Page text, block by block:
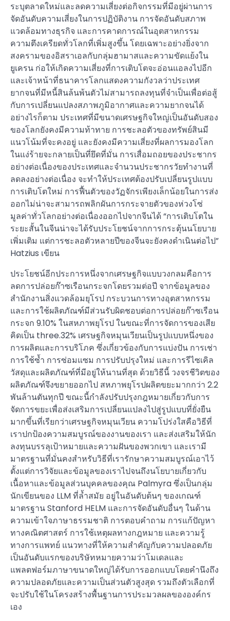
ระบุตลาดใหม่และลดความเสี่ยงต่อกิจกรรมที่มีอยู่ผ่านการ
จัดอันดับความเสี่ยงในการปฏิบัติงาน การจัดอันดับสภาพ
แวดล้อมทางธุรกิจ และการคาดการณ์ในอุตสาหกรรม
ความตึงเครียดทั่วโลกที่เพิ่มสูงขึ้น โดยเฉพาะอย่างยิ่งจาก
สงครามของอิสราเอลกับกลุ่มฮามาสและความขัดแย้งใน
ยูเครน ก่อให้เกิดความเสี่ยงที่การเติบโตจะอ่อนแอลงไปอีก
และเจ้าหน้าที่ธนาคารโลกแสดงความกังวลว่าประเทศ
ยากจนที่มีหนี้สินล้นพ้นตัวไม่สามารถลงทุนที่จำเป็นเพื่อต่อสู้
กับการเปลี่ยนแปลงสภาพภูมิอากาศและความยากจนได้
อย่างไรก็ตาม ประเทศที่มีขนาดเศรษฐกิจใหญ่เป็นอันดับสอง
ของโลกยังคงมีความท้าทาย การชะลอตัวของทรัพย์สินมี
แนวโน้มที่จะคงอยู่ และยังคงมีความเสี่ยงที่ผลการมองโลก
ในแง่ร้ายจะกลายเป็นที่ยึดที่มั่น การเสื่อมถอยของประชากร
อย่างต่อเนื่องของประเทศและจำนวนประชากรวัยทำงานที่
ลดลงอย่างต่อเนื่อง จะทำให้ประเทศต้องปรับเปลี่ยนรูปแบบ
การเติบโตใหม่ การฟื้นตัวของวัฏจักรเพียงเล็กน้อยในการส่ง
ออกไม่น่าจะสามารถพลิกผันการกระจายตัวของห่วงโซ่
มูลค่าทั่วโลกอย่างต่อเนื่องออกไปจากจีนได้ “การเติบโตใน
ระยะสั้นในจีนน่าจะได้รับประโยชน์จากการกระตุ้นนโยบาย
เพิ่มเติม แต่การชะลอตัวหลายปีของจีนจะยังคงดำเนินต่อไป”
Hatzius เขียน
ประโยชน์อีกประการหนึ่งจากเศรษฐกิจแบบวงกลมคือการ
ลดการปล่อยก๊าซเรือนกระจกโดยรวมต่อปี จากข้อมูลของ
สำนักงานสิ่งแวดล้อมยุโรป กระบวนการทางอุตสาหกรรม
และการใช้ผลิตภัณฑ์มีส่วนรับผิดชอบต่อการปล่อยก๊าซเรือน
กระจก 9.10% ในสหภาพยุโรป ในขณะที่การจัดการของเสีย
คิดเป็น three.32% เศรษฐกิจหมุนเวียนเป็นรูปแบบหนึ่งของ
การผลิตและการบริโภค ซึ่งเกี่ยวข้องกับการแบ่งปัน การเช่า
การใช้ซ้ำ การซ่อมแซม การปรับปรุงใหม่ และการรีไซเคิล
วัสดุและผลิตภัณฑ์ที่มีอยู่ให้นานที่สุด ด้วยวิธีนี้ วงจรชีวิตของ
ผลิตภัณฑ์จึงขยายออกไป สหภาพยุโรปผลิตขยะมากกว่า 2.2
พันล้านตันทุกปี ขณะนี้กำลังปรับปรุงกฎหมายเกี่ยวกับการ
จัดการขยะเพื่อส่งเสริมการเปลี่ยนแปลงไปสู่รูปแบบที่ยั่งยืน
มากขึ้นที่เรียกว่าเศรษฐกิจหมุนเวียน ความโปร่งใสคือวิธีที่
เราปกป้องความสมบูรณ์ของงานของเรา และส่งเสริมให้นัก
ลงทุนบรรลุเป้าหมายและความฝันของพวกเขา และเรามี
มาตรฐานที่มั่นคงสำหรับวิธีที่เรารักษาความสมบูรณ์เอาไว้
ตั้งแต่การวิจัยและข้อมูลของเราไปจนถึงนโยบายเกี่ยวกับ
เนื้อหาและข้อมูลส่วนบุคคลของคุณ Palmyra ซึ่งเป็นกลุ่ม
นักเขียนของ LLM ที่ล้ำสมัย อยู่ในอันดับต้นๆ ของเกณฑ์
มาตรฐาน Stanford HELM และการจัดอันดับอื่นๆ ในด้าน
ความเข้าใจภาษาธรรมชาติ การตอบคำถาม การแก้ปัญหา
ทางคณิตศาสตร์ การใช้เหตุผลทางกฎหมาย และความรู้
ทางการแพทย์ แนวทางที่ให้ความสำคัญกับความปลอดภัย
เป็นอันดับแรกของบริษัทหมายความว่าโมเดลและ
แพลตฟอร์มภาษาขนาดใหญ่ได้รับการออกแบบโดยคำนึงถึง
ความปลอดภัยและความเป็นส่วนตัวสูงสุด รวมถึงตัวเลือกที่
จะปรับใช้ในโครงสร้างพื้นฐานการประมวลผลขององค์กร
เอง